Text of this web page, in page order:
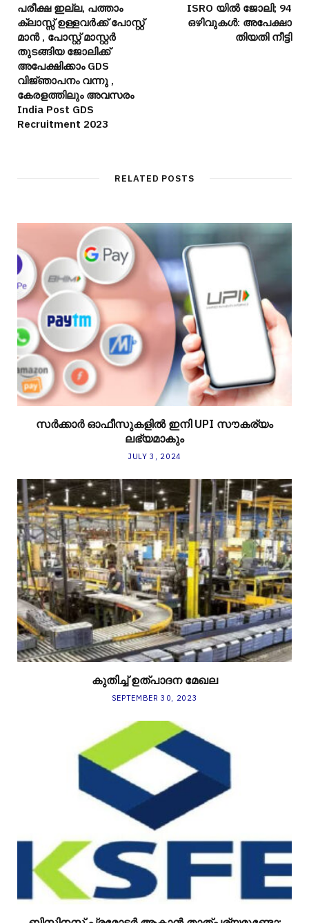
പരീക്ഷ ഇല്ല, പത്താം
ക്ലാസ്സ്‌ ഉള്ളവര്‍ക്ക് പോസ്റ്റ്
മാന്‍ , പോസ്റ്റ്‌ മാസ്റ്റര്‍
തുടങ്ങിയ ജോലിക്ക്
അപേക്ഷിക്കാം GDS
വിജ്‍ഞാപനം വന്നു ,
കേരളത്തിലും അവസരം
India Post GDS
Recruitment 2023
ISRO യില്‍ ജോലി; 94
ഒഴിവുകള്‍: അപേക്ഷാ
തിയതി നീട്ടി
RELATED POSTS
സര്‍ക്കാര്‍ ഓഫീസുകളില്‍ ഇനി UPI സൗകര്യം
ലഭ്യമാകും
JULY 3, 2024
കുതിച്ച് ഉത്പാദന മേഖല
SEPTEMBER 30, 2023